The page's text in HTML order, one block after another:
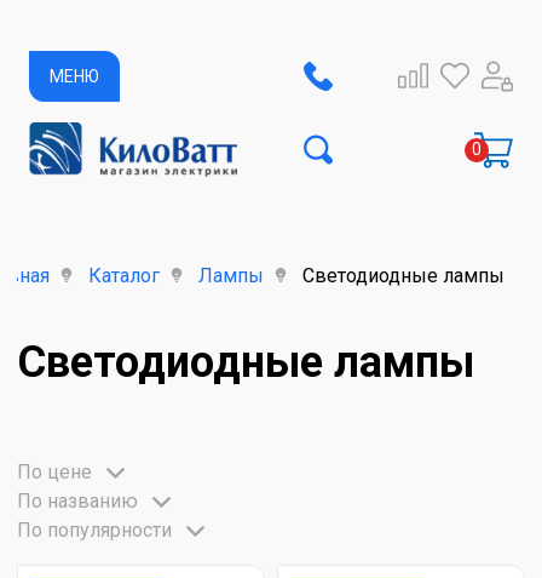
МЕНЮ
Каталог Лампы Светодиодные лампы
Светодиодные лампы
По цене
По названию
По популярности